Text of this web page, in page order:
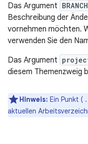
Das Argument
Beschreibung der
vornehmen möchten.
verwenden Sie den
Das Argument
diesem Themenzweig
Hinweis: Ein Punkt (
aktuellen